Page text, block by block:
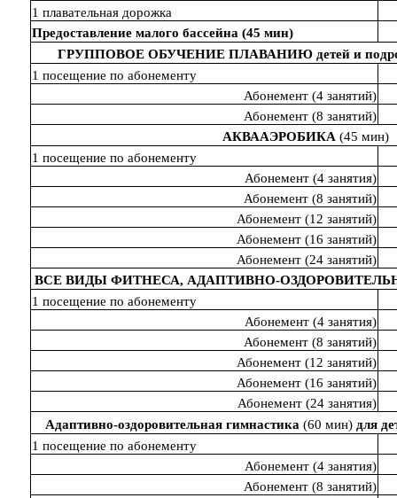
1 плавательная дорожка
Предоставление малого бассейна (45 мин)
ГРУППОВОЕ ОБУЧЕНИЕ ПЛАВАНИЮ детей и
1 посещение по абонементу
Абонемент (4 занятий)
Абонемент (8 занятий)
АКВААЭРОБИКА(45 мин)
1 посещение по абонементу
Абонемент (4 занятия)
Абонемент (8 занятий)
Абонемент (12 занятий)
Абонемент (16 занятий)
Абонемент (24 занятий)
ВСЕ ВИДЫ ФИТНЕСА, АДАПТИВНО-
1 посещение по абонементу
Абонемент (4 занятия)
Абонемент (8 занятий)
Абонемент (12 занятий)
Абонемент (16 занятий)
Абонемент (24 занятия)
Адаптивно-оздоровительная гимнастика(60 мин) для
1 посещение по абонементу
Абонемент (4 занятия)
Абонемент (8 занятий)